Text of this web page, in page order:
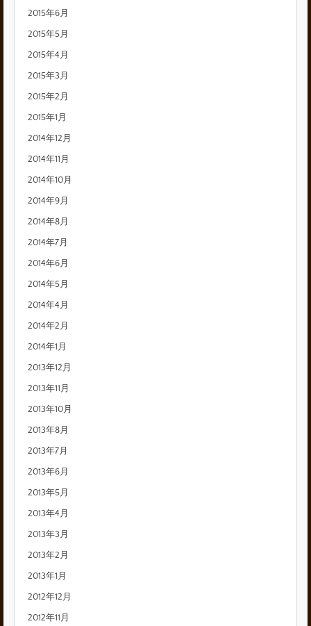
2015年6月
2015年5月
2015年4月
2015年3月
2015年2月
2015年1月
2014年12月
2014年11月
2014年10月
2014年9月
2014年8月
2014年7月
2014年6月
2014年5月
2014年4月
2014年2月
2014年1月
2013年12月
2013年11月
2013年10月
2013年8月
2013年7月
2013年6月
2013年5月
2013年4月
2013年3月
2013年2月
2013年1月
2012年12月
2012年11月